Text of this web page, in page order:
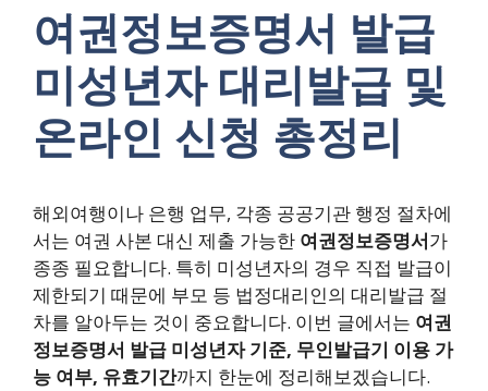
여권정보증명서 발급
미성년자 대리발급 및
온라인 신청 총정리
해외여행이나 은행 업무, 각종 공공기관 행정 절차에
서는 여권 사본 대신 제출 가능한 여권정보증명서가
종종 필요합니다. 특히 미성년자의 경우 직접 발급이
제한되기 때문에 부모 등 법정대리인의 대리발급 절
차를 알아두는 것이 중요합니다. 이번 글에서는 여권
정보증명서 발급 미성년자 기준, 무인발급기 이용 가
능 여부, 유효기간까지 한눈에 정리해보겠습니다.